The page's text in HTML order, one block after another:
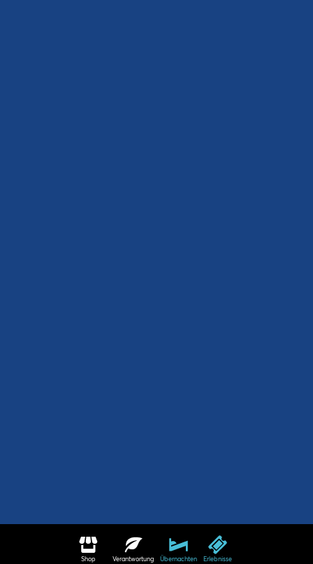
Shop Verantwortung Übernachten Erlebnisse